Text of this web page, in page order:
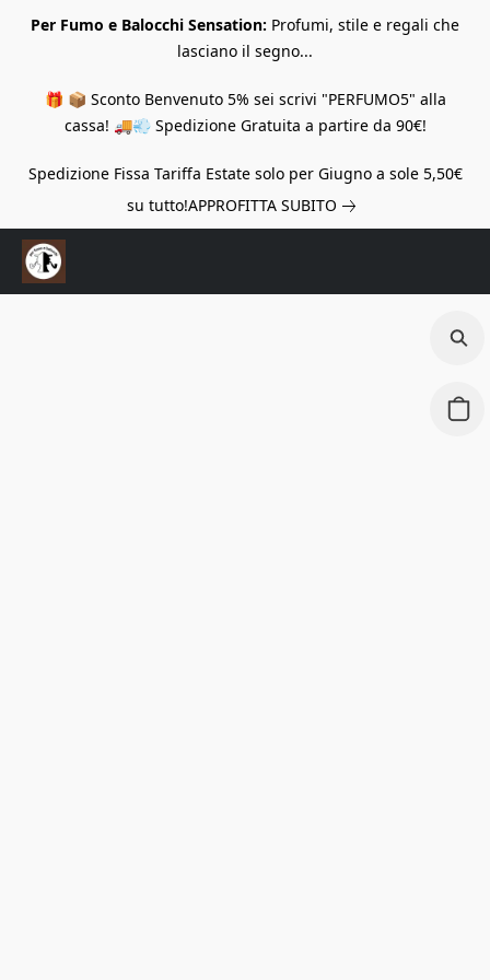
Per Fumo e Balocchi Sensation: Profumi, stile e regali che
lasciano il segno...
🎁 📦 Sconto Benvenuto 5% sei scrivi "PERFUMO5" alla
cassa! 🚚💨 Spedizione Gratuita a partire da 90€!
Spedizione Fissa Tariffa Estate solo per Giugno a sole 5,50€
su tutto!APPROFITTA SUBITO